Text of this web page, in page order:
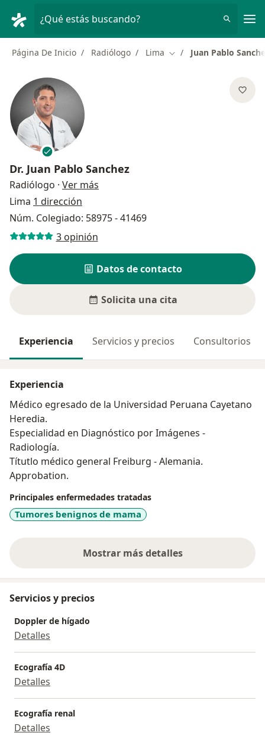
¿Qué estás buscando?
Página De Inicio Radiólogo Lima Cambiar de ciudad
Juan Pablo
Dr. Juan Pablo Sanchez
Radiólogo · Ver más
Lima 1 dirección
Núm. Colegiado: 58975 - 41469
3 opinión
Datos de contacto
Solicita una cita
Experiencia Servicios y precios Consultorios
Experiencia
Médico egresado de la Universidad Peruana Cayetano
Heredia.
Especialidad en Diagnóstico por Imágenes -
Radiología.
Títutlo médico general Freiburg - Alemania.
Approbation.
Principales enfermedades tratadas
Tumores benignos de mama
Mostrar más detalles
sobre la experiencia
Servicios y precios
Doppler de hígado
Detalles
Ecografía 4D
Detalles
Ecografía renal
Detalles